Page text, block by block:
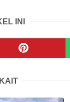
INI